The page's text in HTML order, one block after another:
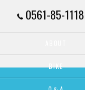
0561-85-1118
BIKE